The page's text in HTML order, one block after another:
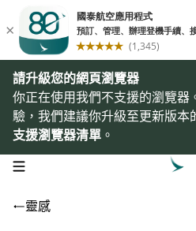
請升級您的網頁瀏覽器
你正在使用我們不支援的瀏覽器
驗，我們建議你升級至更新版
支援瀏覽器清單 。
open navigation menu
靈感